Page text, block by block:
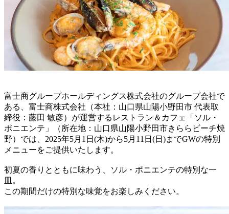
富士商グループホールディングス株式会社のグループ会社で
ある、富士商株式会社（本社：山口県山陽小野田市 代表取
締役：藤田 敏彦）が運営するレストラン＆カフェ「ソル・
ポニエンテ」（所在地：山口県山陽小野田市きららビーチ焼
野）では、2025年5月1日(木)から5月11日(日)までGWの特別
メニューをご提供いたします。
初夏の香りとともに味わう、ソル・ポニエンテの特別な一
皿。
この期間だけの特別な味覚をお楽しみください。